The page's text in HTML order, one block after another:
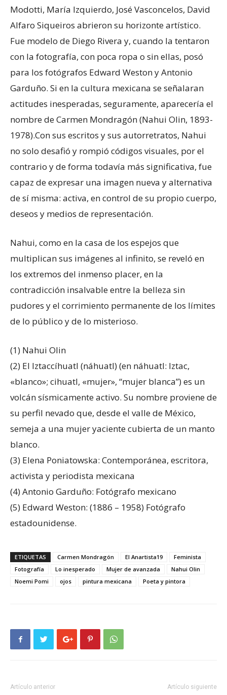
Modotti, María Izquierdo, José Vasconcelos, David
Alfaro Siqueiros abrieron su horizonte artístico.
Fue modelo de Diego Rivera y, cuando la tentaron
con la fotografía, con poca ropa o sin ellas, posó
para los fotógrafos Edward Weston y Antonio
Garduño. Si en la cultura mexicana se señalaran
actitudes inesperadas, seguramente, aparecería el
nombre de Carmen Mondragón (Nahui Olin, 1893-
1978).Con sus escritos y sus autorretratos, Nahui
no solo desafió y rompió códigos visuales, por el
contrario y de forma todavía más significativa, fue
capaz de expresar una imagen nueva y alternativa
de sí misma: activa, en control de su propio cuerpo,
deseos y medios de representación.
Nahui, como en la casa de los espejos que
multiplican sus imágenes al infinito, se reveló en
los extremos del inmenso placer, en la
contradicción insalvable entre la belleza sin
pudores y el corrimiento permanente de los límites
de lo público y de lo misterioso.
(1) Nahui Olin
(2) El Iztaccíhuatl (náhuatl) (en náhuatl: Iztac,
«blanco»; cihuatl, «mujer», “mujer blanca”) es un
volcán sísmicamente activo. Su nombre proviene de
su perfil nevado que, desde el valle de México,
semeja a una mujer yaciente cubierta de un manto
blanco.
(3) Elena Poniatowska: Contemporánea, escritora,
activista y periodista mexicana
(4) Antonio Garduño: Fotógrafo mexicano
(5) Edward Weston: (1886 – 1958) Fotógrafo
estadounidense.
ETIQUETAS Carmen Mondragón El Anartista19
Feminista
Fotografía
Lo inesperado Mujer de avanzada
Nahui Olin
Noemi Pomi
ojos pintura mexicana Poeta y pintora
Artículo anterior Artículo siguiente